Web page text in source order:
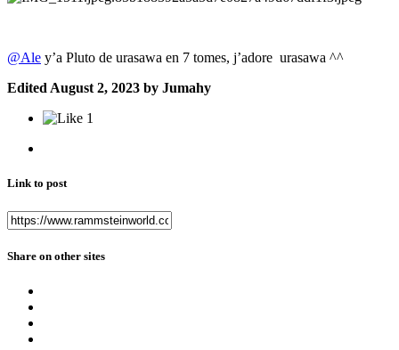
@Ale y’a Pluto de urasawa en 7 tomes, j’adore urasawa ^^
Edited August 2, 2023 by Jumahy
1
Link to post
Share on other sites